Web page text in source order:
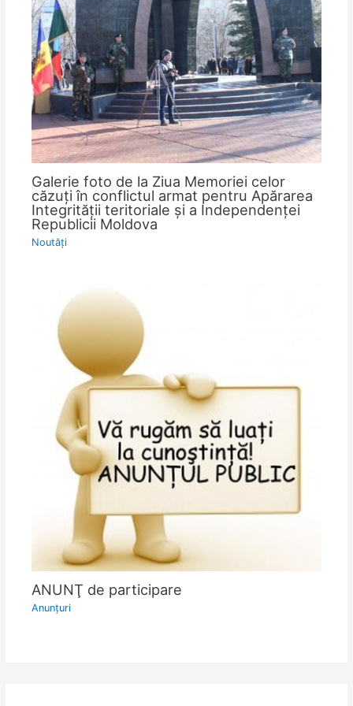
Galerie foto de la Ziua Memoriei celor
căzuţi în conflictul armat pentru Apărarea
Integrităţii teritoriale şi a Independenţei
Republicii Moldova
Noutăţi
ANUNŢ de participare
Anunţuri